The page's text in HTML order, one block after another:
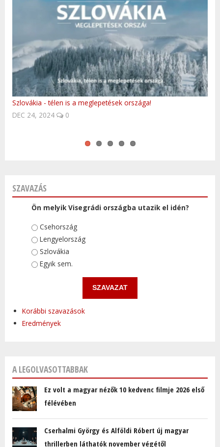
Szlovákia - télen is a meglepetések országa!
DEC 24, 2024
0
Történelmi személyek, akik meghatározták a lengyel és a
magyar történelemet is
Cseh klasszikusok: Jozin z Bazin
Meghalt a Kisvakond atyja, Zdenek Miler - ČeskéNoviny.cz.
Oceana - Endless Summer
SZAVAZÁS
Ön melyik Visegrádi országba utazik el idén?
Választások
Csehország
Lengyelország
Szlovákia
Egyik sem.
Korábbi szavazások
Eredmények
A LEGOLVASOTTABBAK
Ez volt a magyar nézők 10 kedvenc filmje 2026 első
félévében
Cserhalmi György és Alföldi Róbert új magyar
thrillerben láthatók november végétől